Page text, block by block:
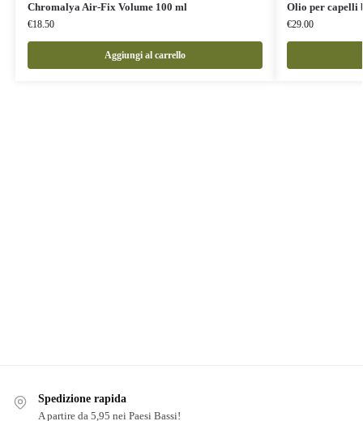
Chromalya Air-Fix Volume 100 ml
€18.50
Aggiungi al carrello
Olio per capelli
€29.00
Spedizione rapida
A partire da 5,95 nei Paesi Bassi!